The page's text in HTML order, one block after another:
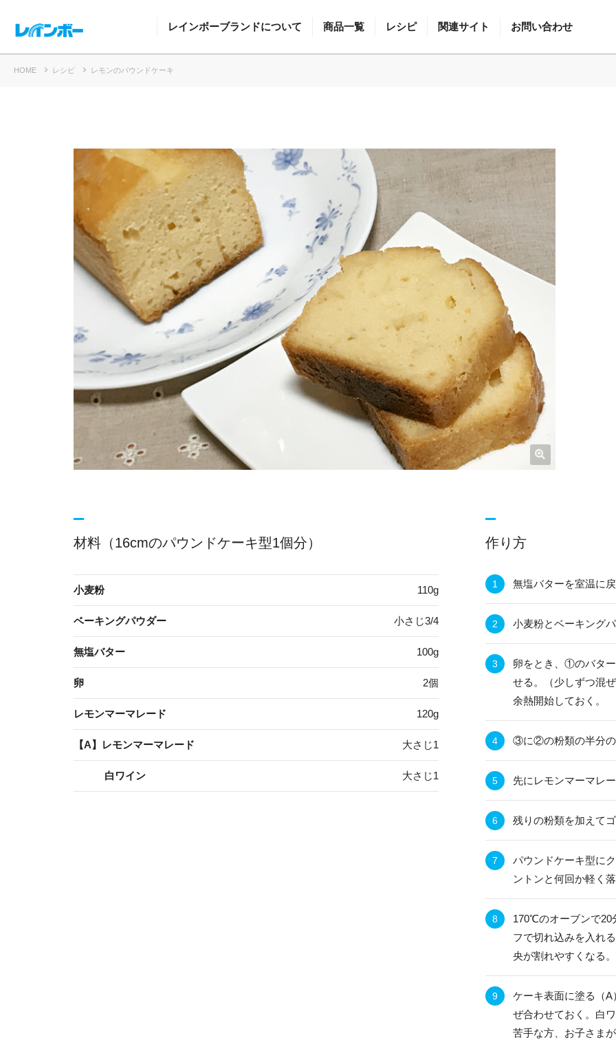
レインボーブランドについて 商品一覧 レシピ 関連サイト お問い合わせ
HOME レシピ レモンのパウンドケーキ
材料（16cmのパウンドケーキ型1個分）
小麦粉 110g
ベーキングパウダー 小さじ3/4
無塩バター 100g
卵 2個
レモンマーマレード 120g
【A】レモンマーマレード 大さじ1
白ワイン 大さじ1
作り方
無塩バターを室温に
小麦粉とベーキング
卵をとき、①のバタ
せる。（少しずつ混
余熱開始しておく。
③に②の粉類の半分の
先にレモンマーマレ
残りの粉類を加えて
パウンドケーキ型に
ントンと何回か軽く
170℃のオーブンで20
フで切れ込みを入れ
央が割れやすくなる
ケーキ表面に塗る（
ぜ合わせておく。白
苦手な方、お子さま